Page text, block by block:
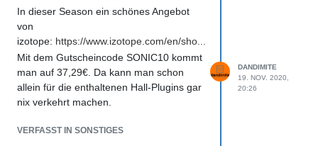
In dieser Season ein schönes Angebot
von
izotope: https://www.izotope.com/en/sho...
Mit dem Gutscheincode SONIC10 kommt
man auf 37,29€. Da kann man schon
allein für die enthaltenen Hall-Plugins gar
nix verkehrt machen.
VERFASST IN SONSTIGES
DANDIMITE
19. NOV. 2020,
20:26